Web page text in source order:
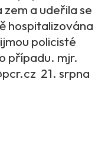
a udeřila se
hospitalizována
policisté
případu. mjr.
21. srpna